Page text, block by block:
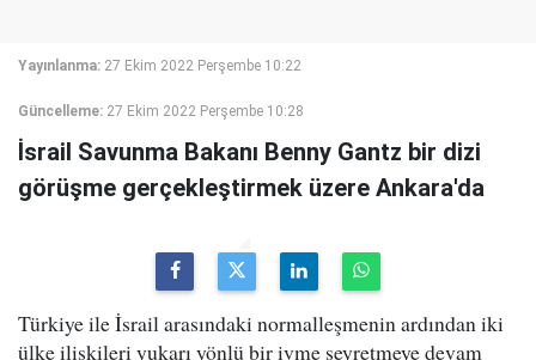
Yayınlanma: 27 Ekim 2022 Perşembe 10:22
Güncelleme: 27 Ekim 2022 Perşembe 10:28
İsrail Savunma Bakanı Benny Gantz bir dizi
görüşme gerçekleştirmek üzere Ankara'da
Türkiye ile İsrail arasındaki normalleşmenin ardından iki
ülke ilişkileri yukarı yönlü bir ivme seyretmeye devam